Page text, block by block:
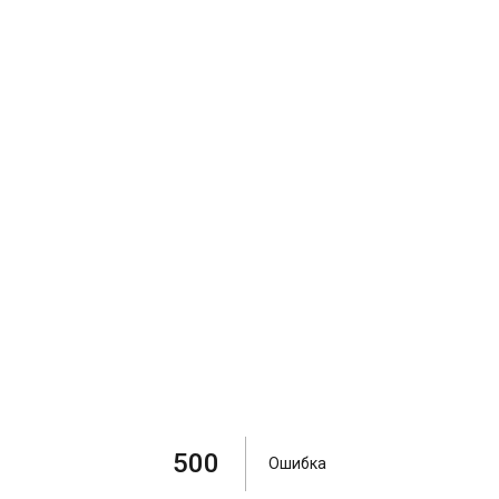
500 Ошибка